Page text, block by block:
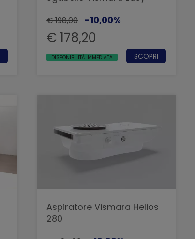
€ 198,00 -10,00%
€ 178,20
DISPONIBILITÀ IMMEDIATA SCOPRI
Aspiratore Vismara Helios
280